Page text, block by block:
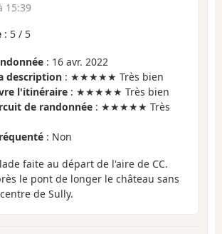
15:39
: 5 / 5
: 16 avr. 2022
description : ★★★★★ Très bien
l'itinéraire : ★★★★★ Très bien
de randonnée : ★★★★★ Très
: Non
faite au départ de l'aire de CC.
le pont de longer le château sans
de Sully.